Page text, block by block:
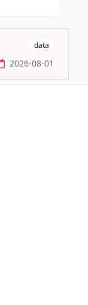
data
2026-08-01